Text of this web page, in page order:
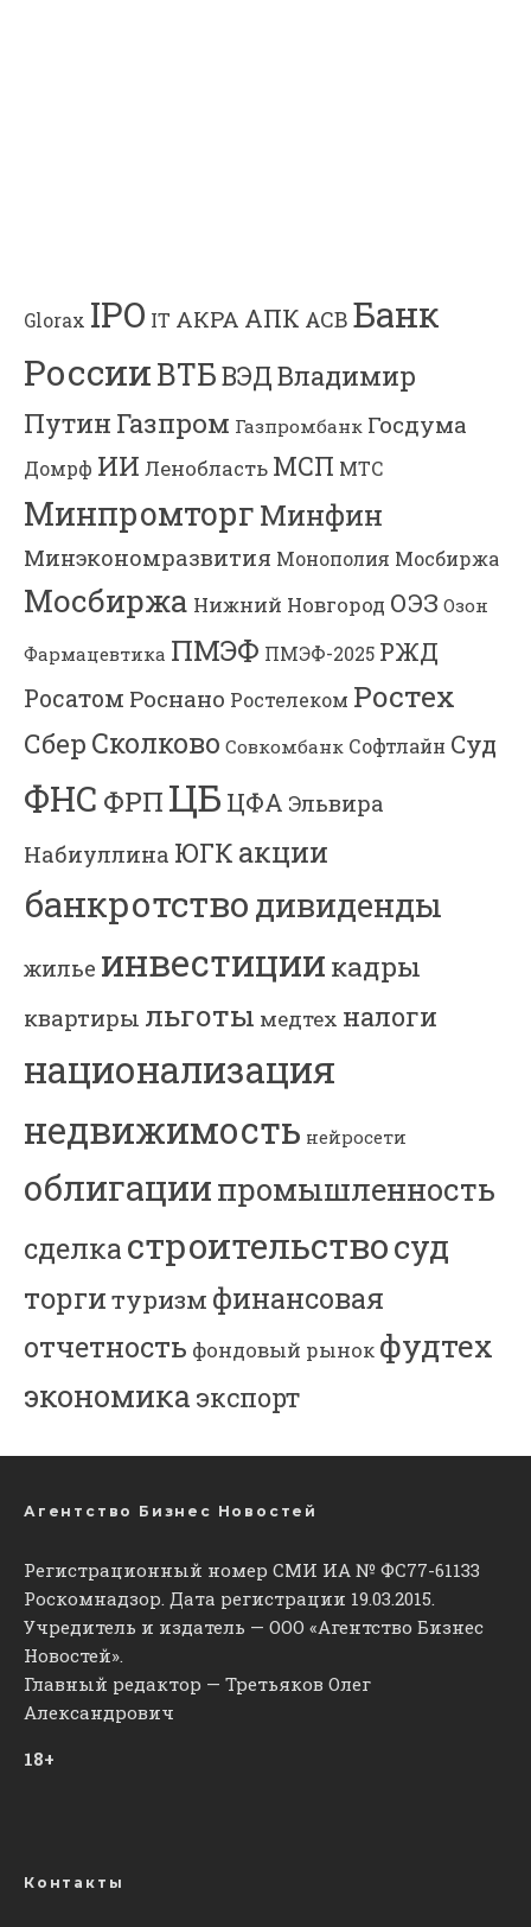
Glorax IPO IT АКРА АПК АСВ Банк
РоссииВТБВЭДВладимир
Путин Газпром Газпромбанк Госдума
Домрф ИИ Ленобласть МСП МТС
МинпромторгМинфин
Минэкономразвития Монополия Мосбиржа
Мосбиржа Нижний Новгород ОЭЗ Озон
Фармацевтика ПМЭФ ПМЭФ-2025 РЖД
Росатом Роснано Ростелеком Ростех
Сбер Сколково Совкомбанк Софтлайн Суд
ФНС ФРП ЦБ ЦФА Эльвира
Набиуллина ЮГК акции
банкротство дивиденды
жилье инвестиции кадры
квартиры льготы медтех налоги
национализация
недвижимость нейросети
облигациипромышленность
сделкастроительствосуд
торгитуризм финансовая
отчетность фондовый рынок фудтех
экономика экспорт
Агентство Бизнес Новостей
Регистрационный номер СМИ ИА № ФС77-61133
Роскомнадзор. Дата регистрации 19.03.2015.
Учредитель и издатель — ООО «Агентство Бизнес
Новостей».
Главный редактор — Третьяков Олег
Александрович
18+
Контакты